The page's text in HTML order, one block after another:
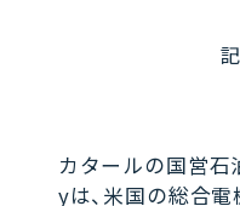
カタールの国営
yは、米国の総合